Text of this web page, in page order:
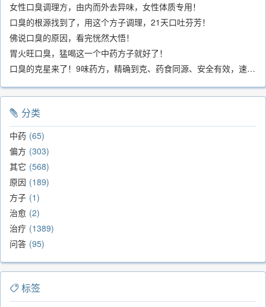
女性口臭调理方，由内而外去异味，女性体质专用！
口臭的根源找到了，用这个方子调理，21天口吐芬芳！
佛说口臭的原因，看完恍然大悟！
胃火旺口臭，猛喝这一个中药方子就好了！
口臭的克星来了！9味药方，精确到克、药食同源、安全有效，速看！
分类
中药 65
偏方 303
其它 568
原因 189
方子 1
治愈 2
治疗 1389
问答 95
标签